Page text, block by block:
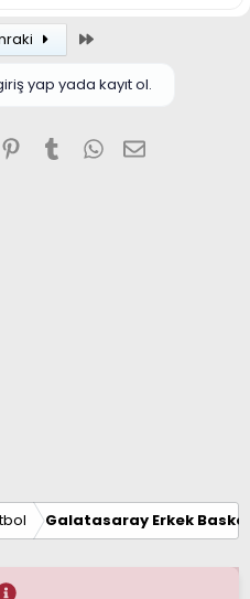
yap yada kayıt ol.
Pinterest
TumblrWhatsApp
E-posta
Galatasaray Erkek